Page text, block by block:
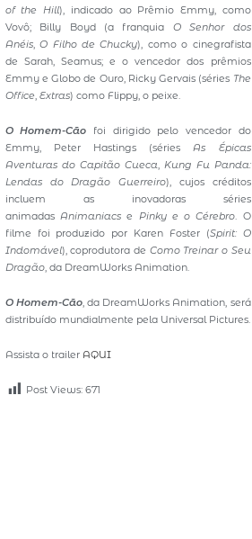
of the Hill), indicado ao Prêmio Emmy, como
Vovô; Billy Boyd (a franquia O Senhor dos
Anéis,O Filho de Chucky), como o cinegrafista
de Sarah, Seamus; e o vencedor dos prêmios
Emmy e Globo de Ouro, Ricky Gervais (séries The
Office Extras) como Flippy, o peixe.
O Homem-Cão foi dirigido pelo vencedor do
Emmy, Peter Hastings (séries As Épicas
Aventuras do Capitão Cueca
Kung Fu Panda:
Lendas do Dragão Guerreiro), cujos créditos
incluem as inovadoras séries
animadas Animaniacse Pinky e o Cérebro . O
filme foi produzido por Karen Foster (Spirit: O
Indomável), coprodutora de Como Treinar o Seu
Dragão, da DreamWorks Animation.
O Homem-Cão, da DreamWorks Animation, será
distribuído mundialmente pela Universal Pictures.
Assista o trailer AQUI
Post Views: 671